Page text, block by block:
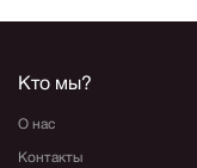
Кто мы?
О нас
Контакты